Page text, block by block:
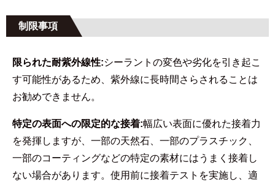
制限事項
限られた耐紫外線性:シーラントの変色や劣化を引き起こ
す可能性があるため、紫外線に長時間さらされることは
お勧めできません。
特定の表面への限定的な接着:幅広い表面に優れた接着力
を発揮しますが、一部の天然石、一部のプラスチック、
一部のコーティングなどの特定の素材にはうまく接着し
ない場合があります。使用前に接着テストを実施し、適